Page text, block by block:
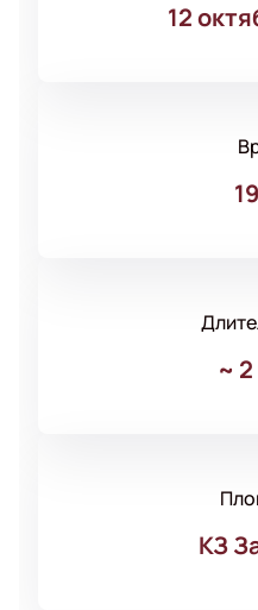
12
~
КЗ